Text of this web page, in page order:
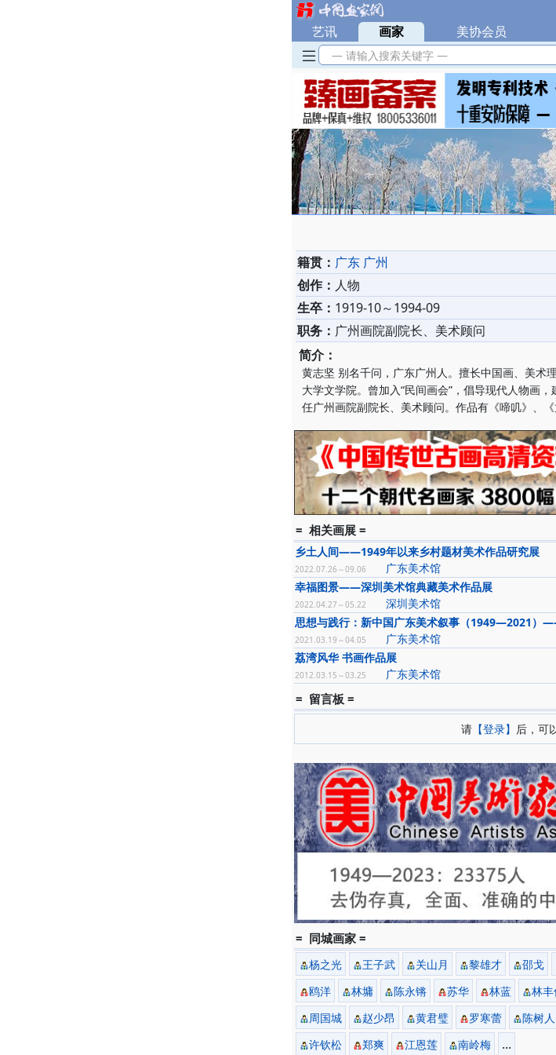
艺讯 | 画家 美协会员
— 请输入搜索关键字 —
籍贯： 广东 广州
创作： 人物
生卒： 1919-10～1994-09
职务： 广州画院副院长、美术顾问
简介：
黄志坚 别名千问，广东广州人。擅长中国画、美术
大学文学院。曾加入“民间画会”，倡导现代人物画
任广州画院副院长、美术顾问。作品有《啼叽》、
= 相关画展 =
乡土人间——1949年以来乡村题材美术作品研究展
2022.07.26～09.06
广东美术馆
幸福图景——深圳美术馆典藏美术作品展
2022.04.27～05.22
深圳美术馆
思想与践行：新中国广东美术叙事（1949—2021）
2021.03.19～04.05
广东美术馆
荔湾风华 书画作品展
2012.03.15～03.25 广东美术馆
= 留言板 =
请 【登录】 后，可
= 同城画家 =
杨之光 王子武 关山月 黎雄才 邵戈
鸥洋
林墉 陈永锵 苏华 林蓝 林
周国城
赵少昂 黄君璧 罗寒蕾 陈树人
许钦松
郑爽 江恩莲 南岭梅 ...